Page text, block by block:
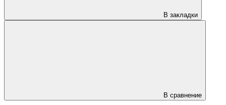
В закладки
В сравнение